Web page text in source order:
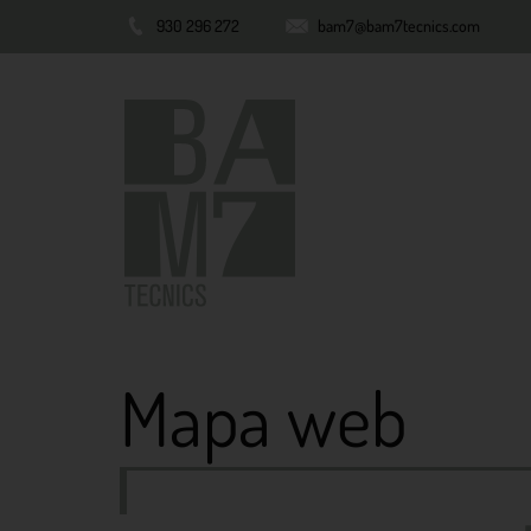
930 296 272 bam7@bam7tecnics.com
Mapa web